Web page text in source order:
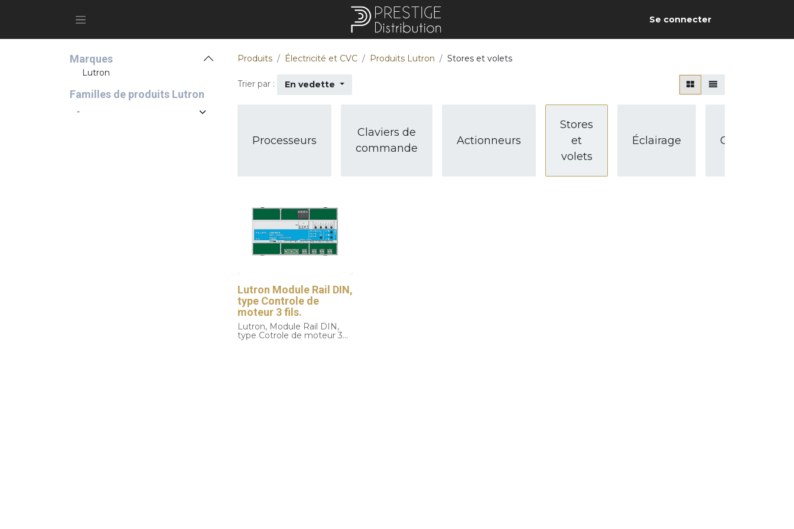
Se connecter
Marques
Lutron
Familles de produits Lutron
Produits Électricité et CVC Produits Lutron Stores et volets
Trier par : En vedette
Processeurs
Claviers de
commande
Actionneurs
Stores
et
volets
Éclairage Confort
Lutron Module Rail DIN,
type Controle de
moteur 3 fils.
Lutron, Module Rail DIN,
type Cotrole de moteur 3